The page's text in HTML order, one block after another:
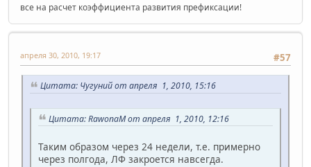
все на расчет коэффициента развития префиксации!
#57
апреля 30, 2010, 19:17
Цитата: Чугуний от апреля 1, 2010, 15:16
Цитата: RawonaM от апреля 1, 2010, 12:16
Таким образом через 24 недели, т.е. примерно
через полгода, ЛФ закроется навсегда.